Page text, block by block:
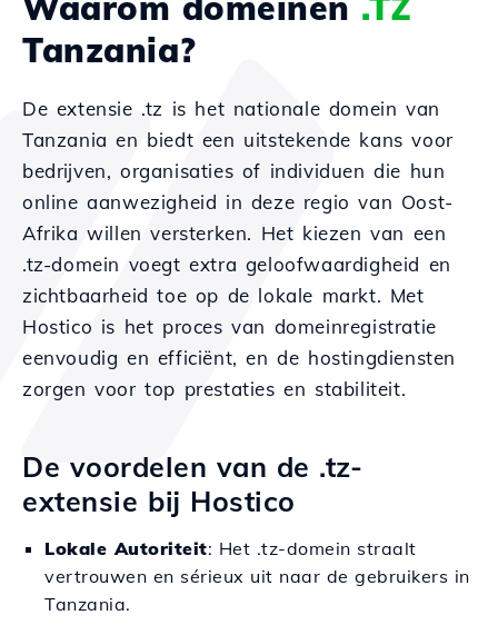
Tanzania?
De extensie .tz is het nationale domein van
Tanzania en biedt een uitstekende kans voor
bedrijven, organisaties of individuen die hun
online aanwezigheid in deze regio van Oost-
Afrika willen versterken. Het kiezen van een
.tz-domein voegt extra geloofwaardigheid en
zichtbaarheid toe op de lokale markt. Met
Hostico is het proces van domeinregistratie
eenvoudig en efficiënt, en de hostingdiensten
zorgen voor top prestaties en stabiliteit.
De voordelen van de .tz-
extensie bij Hostico
Lokale Autoriteit: Het .tz-domein straalt
vertrouwen en sérieux uit naar de gebruikers in
Tanzania.